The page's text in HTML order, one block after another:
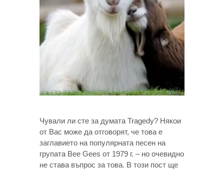
Чували ли сте за думата Tragedy? Някои
от Вас може да отговорят, че това е
заглавието на популярната песен на
групата Bee Gees от 1979 г. – но очевидно
не става въпрос за това. В този пост ще